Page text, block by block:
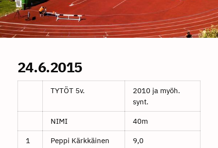
24.6.2015
TYTÖT 5v.
2010 ja myöh.
synt.
NIMI 40m
1 Peppi Kärkkäinen 9,0